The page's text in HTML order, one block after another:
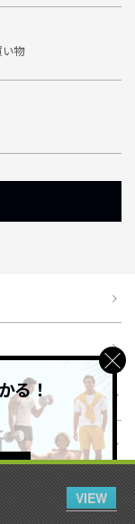
VIEW
い物
Reserved.
る！